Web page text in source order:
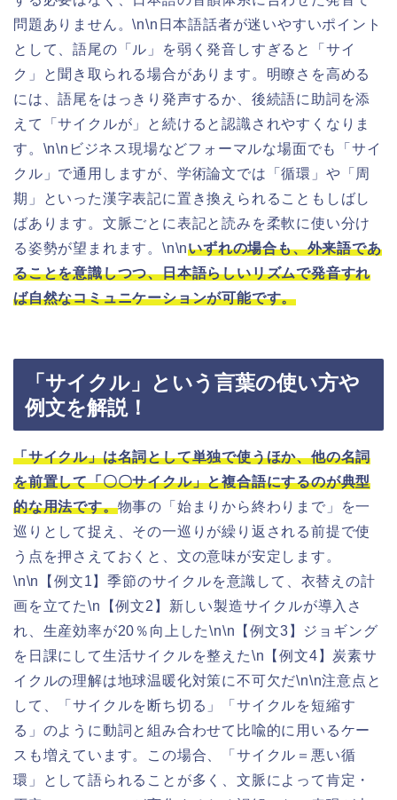
問題ありません。\n\n日本語話者が迷いやすいポイント
として、語尾の「ル」を弱く発音しすぎると「サイ
ク」と聞き取られる場合があります。明瞭さを高める
には、語尾をはっきり発声するか、後続語に助詞を添
えて「サイクルが」と続けると認識されやすくなりま
す。\n\nビジネス現場などフォーマルな場面でも「サイ
クル」で通用しますが、学術論文では「循環」や「周
期」といった漢字表記に置き換えられることもしばし
ばあります。文脈ごとに表記と読みを柔軟に使い分け
る姿勢が望まれます。\n\nいずれの場合も、外来語であ
ることを意識しつつ、日本語らしいリズムで発音すれ
ば自然なコミュニケーションが可能です。
「サイクル」という言葉の使い方や
例文を解説！
「サイクル」は名詞として単独で使うほか、他の名詞
を前置して「〇〇サイクル」と複合語にするのが典型
的な用法です。物事の「始まりから終わりまで」を一
巡りとして捉え、その一巡りが繰り返される前提で使
う点を押さえておくと、文の意味が安定します。
\n\n【例文1】季節のサイクルを意識して、衣替えの計
画を立てた\n【例文2】新しい製造サイクルが導入さ
れ、生産効率が20％向上した\n\n【例文3】ジョギング
を日課にして生活サイクルを整えた\n【例文4】炭素サ
イクルの理解は地球温暖化対策に不可欠だ\n\n注意点と
して、「サイクルを断ち切る」「サイクルを短縮す
る」のように動詞と組み合わせて比喩的に用いるケー
スも増えています。この場合、「サイクル＝悪い循
環」として語られることが多く、文脈によって肯定・